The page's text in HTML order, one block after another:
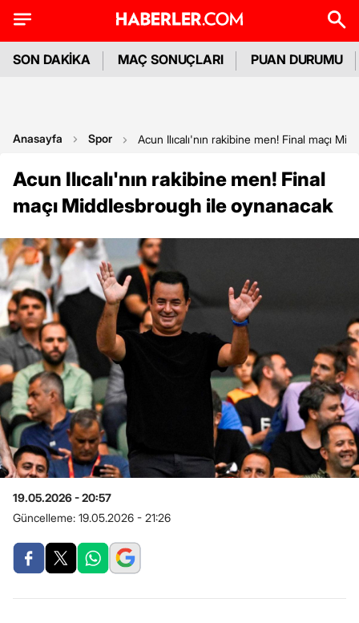
SON DAKİKA MAÇ SONUÇLARI PUAN DURUMU
Anasayfa Spor Acun Ilıcalı'nın rakibine men! Final maçı
Acun Ilıcalı'nın rakibine men! Final
maçı Middlesbrough ile oynanacak
19.05.2026 - 20:57
Güncelleme: 19.05.2026 - 21:26